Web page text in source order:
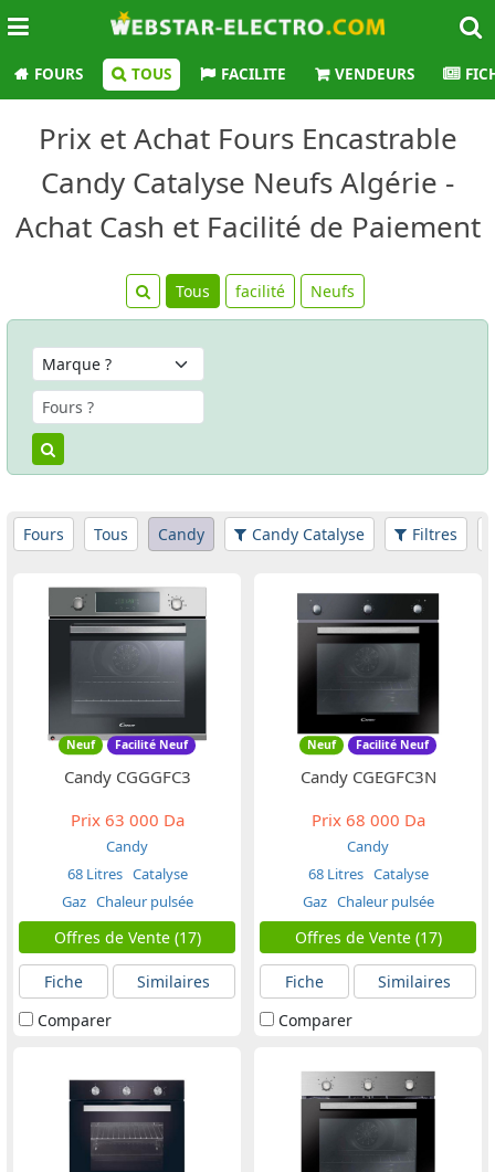
FOURS TOUS FACILITE VENDEURS
Prix et Achat Fours Encastrable
Candy Catalyse Neufs Algérie -
Achat Cash et Facilité de Paiement
Tous facilité Neufs
Fours Tous Candy Candy Catalyse Filtres
Neuf Facilité Neuf
Candy CGGGFC3
Prix63 000 Da
Candy
68 Litres Catalyse
Gaz Chaleur pulsée
Offres de Vente (17)
Fiche
Similaires
Comparer
Neuf Facilité Neuf
Candy CGEGFC3N
Prix68 000 Da
Candy
68 Litres Catalyse
Gaz Chaleur pulsée
Offres de Vente (17)
Fiche
Similaires
Comparer